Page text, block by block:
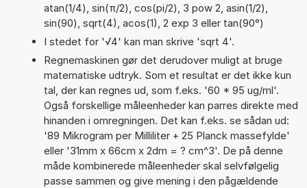
atan(1/4), sin(π/2), cos(pi/2), 3 pow 2, asin(1/2),
sin(90), sqrt(4), acos(1), 2 exp 3 eller tan(90°)
I stedet for '√4' kan man skrive 'sqrt 4'.
Regnemaskinen gør det derudover muligt at bruge
matematiske udtryk. Som et resultat er det ikke kun
tal, der kan regnes ud, som f.eks. '60 * 95 ug/ml'.
Også forskellige måleenheder kan parres direkte med
hinanden i omregningen. Det kan f.eks. se sådan ud:
'89 Mikrogram per Milliliter + 25 Planck massefylde'
eller '31mm x 66cm x 2dm = ? cm^3'. De på denne
måde kombinerede måleenheder skal selvfølgelig
passe sammen og give mening i den pågældende